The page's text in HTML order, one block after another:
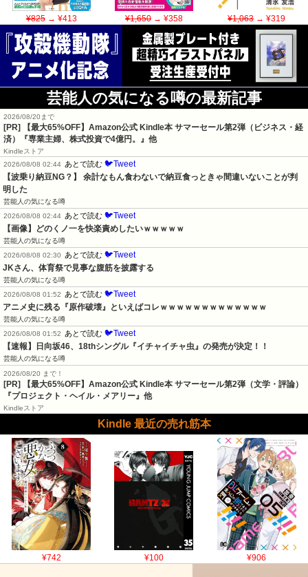
¥825→ ¥413 ¥1,650→ ¥358 ¥1,063→ ¥319
芸能人の気になる噂の最新記事
2026/08/20まで
[PR]
【最大65%OFF】Amazon公式 Kindle本 サマーセール第2弾（ビジネス・経
済）『専業主婦、株式投資で4億円。』他
Kindleストア
2026/08/08 02:44 あとで読む 🐦Tweet
【波乗り納豆NG？】 余計なもん食わないで納豆食っときゃ間違いないことが判
明した
芸能人の気になる噂
2026/08/08 02:44 あとで読む 🐦Tweet
【画像】どのくノ一を快楽責めしたいｗｗｗｗｗ
芸能人の気になる噂
2026/08/08 02:30
あとで読む 🐦Tweet
JKさん、体育祭で見事な腹筋を披露する
芸能人の気になる噂
2026/08/08 01:52
あとで読む 🐦Tweet
アニメ史に残る『原作破壊』といえばコレｗｗｗｗｗｗｗｗｗｗｗｗｗ
芸能人の気になる噂
2026/08/08 01:52
あとで読む 🐦Tweet
【速報】日向坂46、18thシングル『イチャイチャ虫』の発売が決定！！
芸能人の気になる噂
2026/08/20 まで！
[PR]
【最大65%OFF】Amazon公式 Kindle本 サマーセール第2弾（文学・評論）
『プロジェクト・ヘイル・メアリー』他
Kindleストア
Kindle 最近の売れ筋本
¥742 ¥100 ¥906